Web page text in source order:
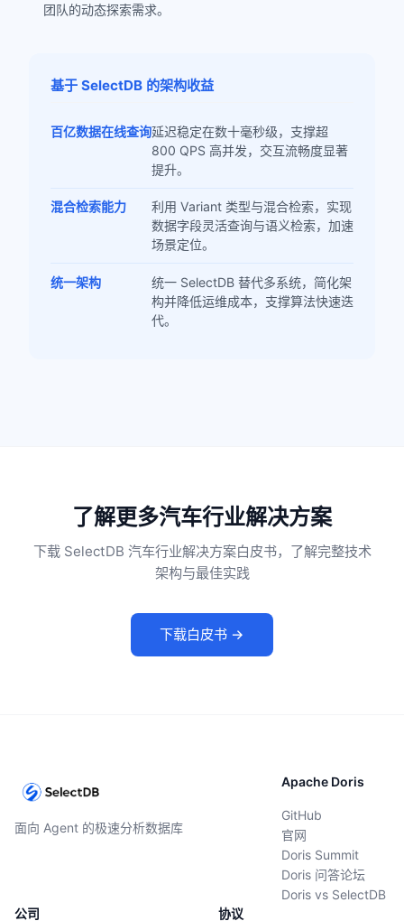
团队的动态探索需求。
基于 SelectDB 的架构收益
百亿数据在线查询延迟稳定在数十毫秒级，支撑超
800 QPS 高并发，交互流畅度显著
提升。
混合检索能力
利用 Variant 类型与混合检索，实现
数据字段灵活查询与语义检索，加速
场景定位。
统一架构
统一 SelectDB 替代多系统，简化架
构并降低运维成本，支撑算法快速迭
代。
了解更多汽车行业解决方案
下载 SelectDB 汽车行业解决方案白皮书，了解完整技术
架构与最佳实践
下载白皮书 →
面向 Agent 的极速分析数据库
Apache Doris
GitHub
官网
Doris Summit
Doris 问答论坛
Doris vs SelectDB
公司
协议